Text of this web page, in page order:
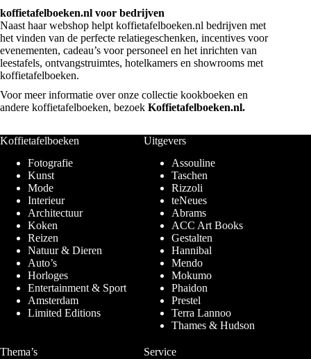
koffietafelboeken.nl voor bedrijven
Naast haar webshop helpt koffietafelboeken.nl bedrijven met
het vinden van de perfecte relatiegeschenken, incentives voor
evenementen, cadeau’s voor personeel en het inrichten van
leestafels, ontvangstruimtes, hotelkamers en showrooms met
koffietafelboeken.
Voor meer informatie over onze collectie kookboeken en
andere koffietafelboeken, bezoek Koffietafelboeken.nl.
Koffietafelboeken
Fotografie
Kunst
Mode
Interieur
Architectuur
Koken
Reizen
Natuur & Dieren
Auto’s
Horloges
Entertainment & Sport
Amsterdam
Limited Editions
Uitgevers
Assouline
Taschen
Rizzoli
teNeues
Abrams
ACC Art Books
Gestalten
Hannibal
Mendo
Mokumo
Phaidon
Prestel
Terra Lannoo
Thames & Hudson
Thema’s Service